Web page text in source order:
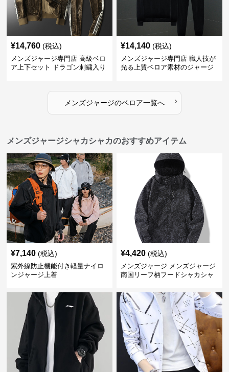
¥14,760 (税込)
メンズジャージ専門店 高級ベロ
ア上下セット ドラゴン刺繍入り
¥14,140 (税込)
メンズジャージ専門店 職人技が
光る上質ベロア素材のジャージ
メンズジャージのベロア一覧へ ›
メンズジャージシャカシャカのおすすめアイテム
¥7,140 (税込)
紫外線防止機能付き軽量ナイロ
ンジャージ上着
¥4,420 (税込)
メンズジャージ メンズジャージ
南国リーフ柄フードシャカシャ